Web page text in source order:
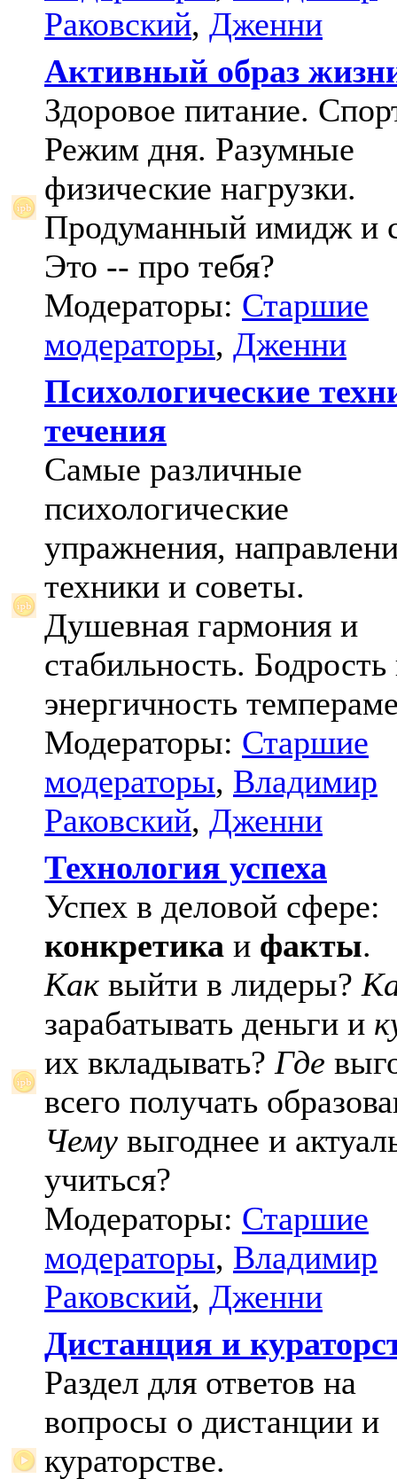
Раковский, Дженни
Активный образ
Здоровое питание.
Режим дня. Разумные
физические нагрузки.
Продуманный имидж и
Это -- про тебя?
Модераторы: Старшие
модераторы, Дженни
Психологические
течения
Самые различные
психологические
упражнения,
техники и советы.
Душевная гармония и
стабильность. Бодрость
энергичность
Модераторы: Старшие
модераторы, Владимир
Раковский, Дженни
Технология успеха
Успех в деловой сфере:
конкретика и факты.
Как выйти в лидеры?
зарабатывать деньги и
их вкладывать? Где
всего получать
Чему выгоднее и
учиться?
Модераторы: Старшие
модераторы, Владимир
Раковский, Дженни
Дистанция и
Раздел для ответов на
вопросы о дистанции и
кураторстве.